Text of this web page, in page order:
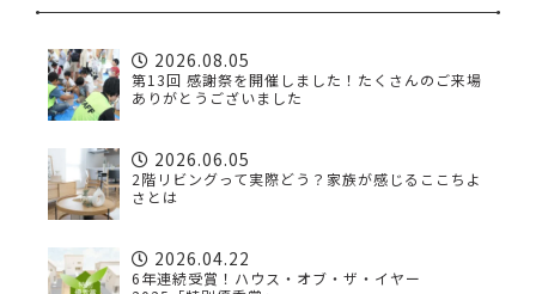
2026.08.05
第13回 感謝祭を開催しました！たくさんのご来場
ありがとうございました
2026.06.05
2階リビングって実際どう？家族が感じるここちよ
さとは
2026.04.22
6年連続受賞！ハウス・オブ・ザ・イヤー